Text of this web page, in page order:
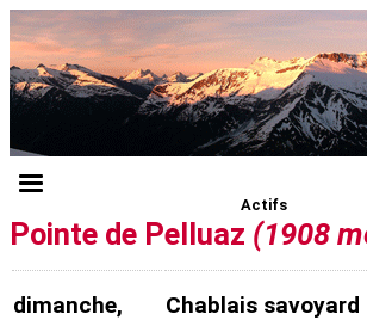
Actifs
Pointe de Pelluaz (1908
dimanche,
Chablais savoyard